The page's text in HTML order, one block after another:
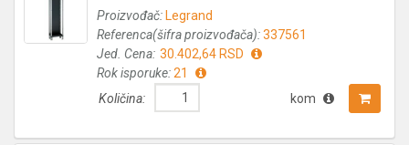
Proizvođač: Legrand
Referenca(šifra proizvođača):337561
Jed. Cena: 30.402,64 RSD
Rok isporuke:21
Količina:
kom